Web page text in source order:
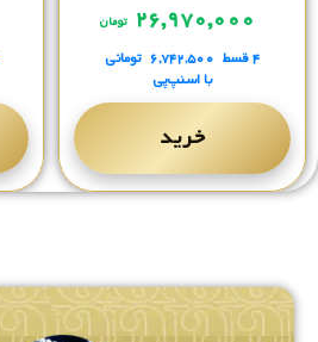
۲۶,۹۷۰,۰۰۰ تومان
۴ قسط ۶,۷۴۲,۵۰۰ تومانی
با اسنپ‌پی
خرید